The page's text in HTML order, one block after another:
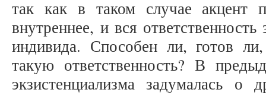
так как в таком случае акцент
внутреннее, и вся
индивида. Способен ли, готов
такую ответственность? В
экзистенциализма задумалась о